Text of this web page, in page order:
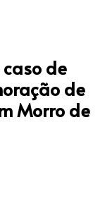
de
de
Morro de